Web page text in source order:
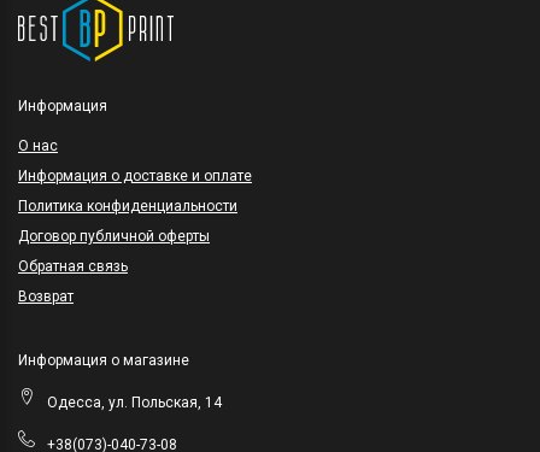
Информация
O нас
Информация о доставке и оплате
Политика конфиденциальности
Договор публичной оферты
Обратная связь
Возврат
Информация о магазине
Одесса, ул. Польская, 14
+38(073)-040-73-08